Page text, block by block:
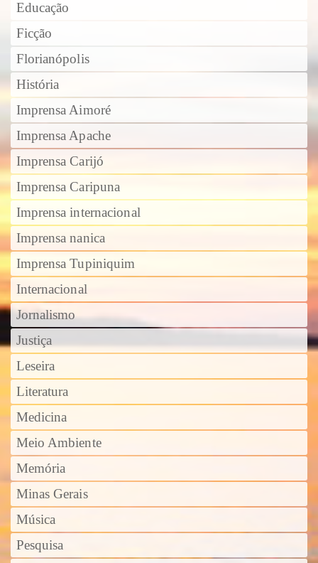
Educação
Ficção
Florianópolis
História
Imprensa Aimoré
Imprensa Apache
Imprensa Carijó
Imprensa Caripuna
Imprensa internacional
Imprensa nanica
Imprensa Tupiniquim
Internacional
Jornalismo
Justiça
Leseira
Literatura
Medicina
Meio Ambiente
Memória
Minas Gerais
Música
Pesquisa